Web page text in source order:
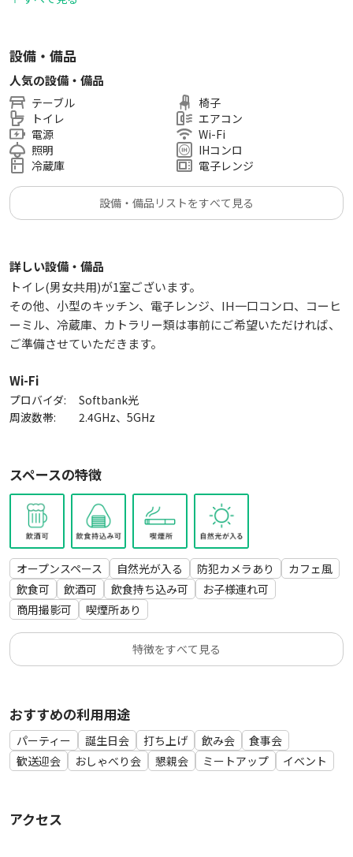
・いせや(スーパー)徒歩２分
【主な利用実績】
・パーティー(季節のイベント、歓送迎会、誕生日会、セミナ
ー懇親会etc)
・1日店長
・飲み会
・TV撮影、CM、ロケ撮影
・YouTuber、ニコ生配信、動画、TikTok
・コスプレ撮影
・写真撮影
・物撮り
・楽屋利用
【法人利用実績】
・飲食店運営
・手芸教室
・けん玉大会
・トークセッション
【オススメポイント♪】
・実際に運営をしているカフェ＆バースペースをご利用いただ
けます♪
・木のバーカウンターや自然を意識した内装など、温かみのあ
る空間となっております♪
・音楽も自由に流せます！飲食物の持ち込みも可能♪
■注意事項
・大音量で騒いで歌を歌うなどの近隣迷惑行為は禁止
・室内は禁煙です（喫煙場所は外)
※当日は無人での対応となりますので、事前にメッセージにて
※何かご要望があれば柔軟に対応致しますので、ご相談くださ
設備・備品
人気の設備・備品
テーブル
トイレ
電源
照明
冷蔵庫
椅子
エアコン
Wi-Fi
IHコンロ
電子レンジ
設備・備品リストをすべて見る
詳しい設備・備品
トイレ(男女共用)が1室ございます。
その他、小型のキッチン、電子レンジ、IH一口コンロ、コーヒ
ーミル、冷蔵庫、カトラリー類は事前にご希望いただければ、
ご準備させていただきます。
Wi-Fi
プロバイダ:
Softbank光
周波数帯:
2.4GHz、5GHz
スペースの特徴
オープンスペース 自然光が入る 防犯カメラあり
カフェ風
飲食可
飲酒可 飲食持ち込み可
お子様連れ可
商用撮影可
喫煙所あり
特徴をすべて見る
おすすめの利用用途
パーティー 誕生日会 打ち上げ 飲み会
食事会
歓送迎会
おしゃべり会 懇親会 ミートアップ イベント
アクセス